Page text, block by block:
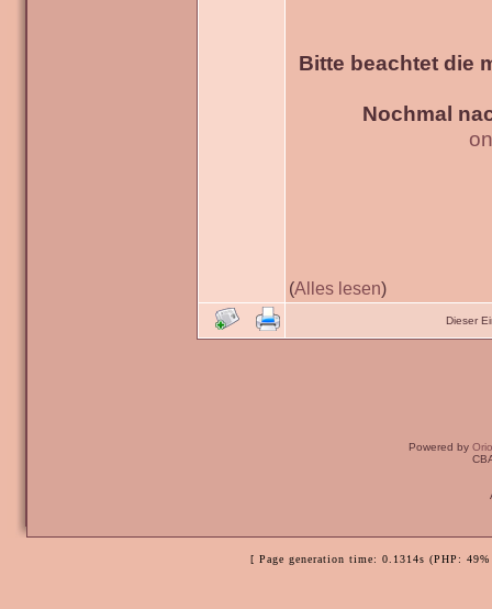
Bitte beachtet die
Nochmal
(Alles lesen)
Dieser
Powered by
[ Page generation time: 0.1314s (PHP: